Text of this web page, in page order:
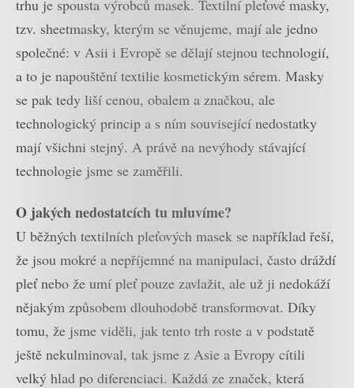
trhu je spousta výrobců masek. Textilní pleťové masky,
tzv. sheetmasky, kterým se věnujeme, mají ale jedno
společné: v Asii i Evropě se dělají stejnou technologií,
a to je napouštění textilie kosmetickým sérem. Masky
se pak tedy liší cenou, obalem a značkou, ale
technologický princip a s ním související nedostatky
mají všichni stejný. A právě na nevýhody stávající
technologie jsme se zaměřili.
O jakých nedostatcích tu mluvíme?
U běžných textilních pleťových masek se například řeší,
že jsou mokré a nepříjemné na manipulaci, často dráždí
pleť nebo že umí pleť pouze zavlažit, ale už ji nedokáží
nějakým způsobem dlouhodobě transformovat. Díky
tomu, že jsme viděli, jak tento trh roste a v podstatě
ještě nekulminoval, tak jsme z Asie a Evropy cítili
velký hlad po diferenciaci. Každá ze značek, která